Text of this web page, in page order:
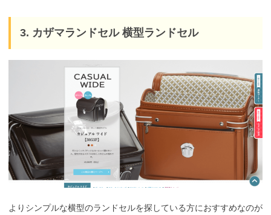
3. カザマランドセル 横型ランドセル
よりシンプルな横型のランドセルを探している方におすすめなのが